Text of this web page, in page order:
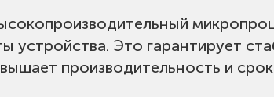
устройства. Это гарантирует
производительность и
с нарастанием напряжения